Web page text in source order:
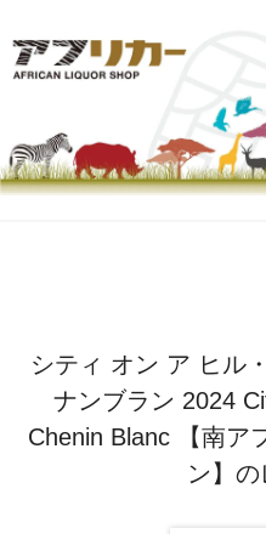
シティ オン ア ヒル
ナンブラン 2024
Chenin Blanc 【南ア
ン】